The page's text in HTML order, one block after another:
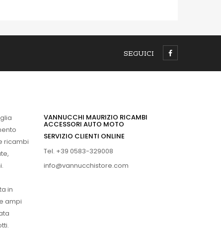
SEGUICI
ricambi
in
ampi
VANNUCCHI MAURIZIO RICAMBI
ACCESSORI AUTO MOTO
SERVIZIO CLIENTI ONLINE
Tel. +39 0583-329008
info@vannucchistore.com